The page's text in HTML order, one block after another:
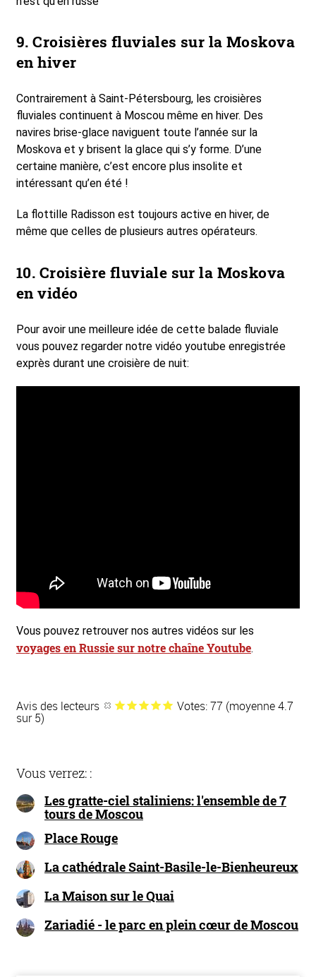
9. Croisières fluviales sur la Moskova
en hiver
Contrairement à Saint-Pétersbourg, les croisières
fluviales continuent à Moscou même en hiver. Des
navires brise-glace naviguent toute l’année sur la
Moskova et y brisent la glace qui s’y forme. D’une
certaine manière, c’est encore plus insolite et
intéressant qu’en été !
La flottille Radisson est toujours active en hiver, de
même que celles de plusieurs autres opérateurs.
10. Croisière fluviale sur la Moskova
en vidéo
Pour avoir une meilleure idée de cette balade fluviale
vous pouvez regarder notre vidéo youtube enregistrée
exprès durant une croisière de nuit:
Vous pouvez retrouver nos autres vidéos sur les
voyages en Russie sur notre chaîne Youtube.
Avis des lecteurs Votes: 77 (moyenne 4.7
sur 5)
Vous verrez: :
Les gratte-ciel staliniens: l'ensemble de 7
tours de Moscou
Place Rouge
La cathédrale Saint-Basile-le-Bienheureux
La Maison sur le Quai
Zariadié - le parc en plein cœur de Moscou